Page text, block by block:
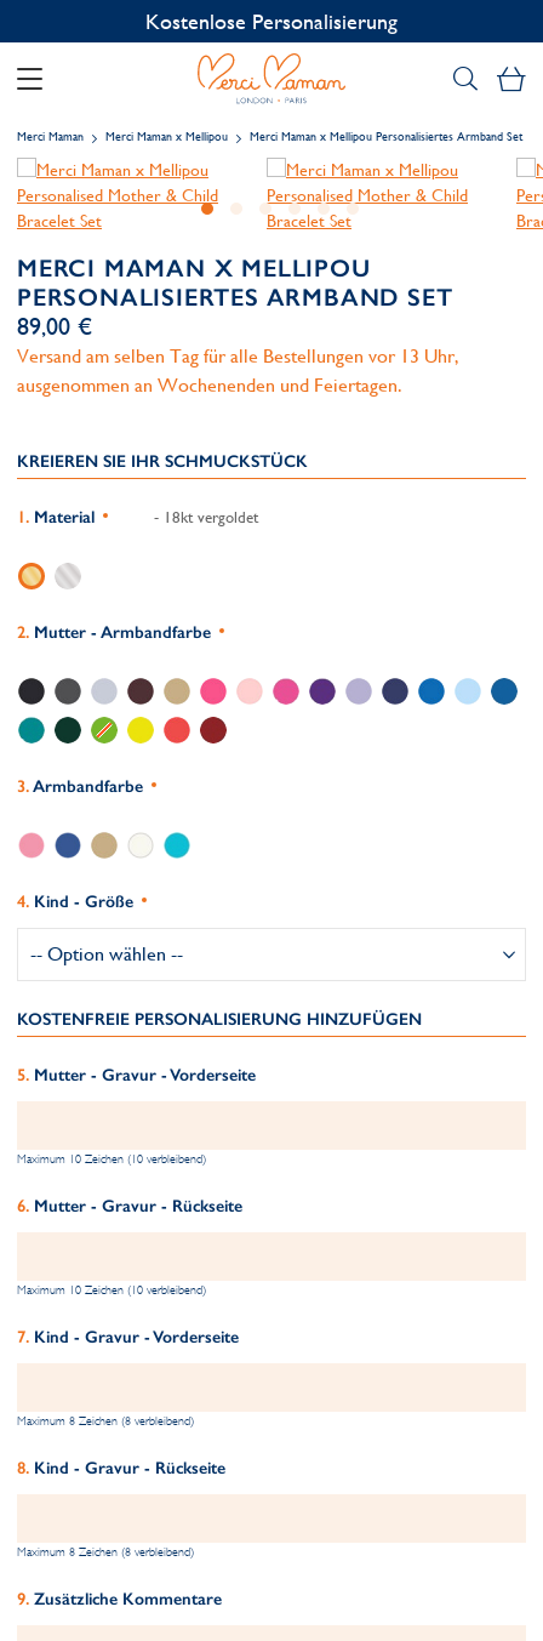
Kostenlose Personalisierung
Merci Maman Merci Maman x Mellipou Merci Maman x Mellipou Personalisiertes Armband Set
MERCI MAMAN X MELLIPOU
PERSONALISIERTES ARMBAND SET
89,00 €
Versand am selben Tag für alle Bestellungen vor 13 Uhr,
ausgenommen an Wochenenden und Feiertagen.
KREIEREN SIE IHR SCHMUCKSTÜCK
Material - 18kt vergoldet
Mutter - Armbandfarbe
Armbandfarbe
Kind - Größe
KOSTENFREIE PERSONALISIERUNG HINZUFÜGEN
Mutter - Gravur - Vorderseite
Maximum 10 Zeichen (10 verbleibend)
Mutter - Gravur - Rückseite
Maximum 10 Zeichen (10 verbleibend)
Kind - Gravur - Vorderseite
Maximum 8 Zeichen (8 verbleibend)
Kind - Gravur - Rückseite
Maximum 8 Zeichen (8 verbleibend)
Zusätzliche Kommentare